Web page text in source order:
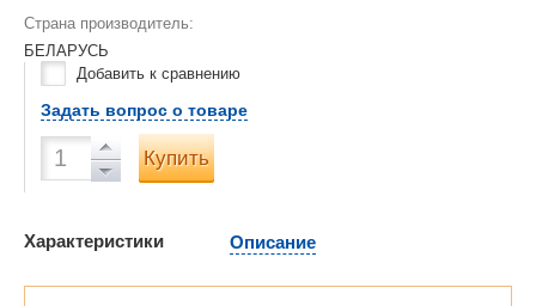
Страна производитель:
БЕЛАРУСЬ
Добавить к сравнению
Задать вопрос о товаре
Купить
Характеристики Описание